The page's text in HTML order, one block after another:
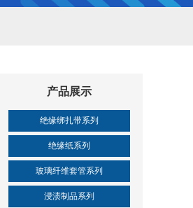
产品展示
绝缘绑扎带系列
绝缘纸系列
玻璃纤维套管系列
浸渍制品系列